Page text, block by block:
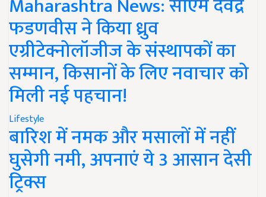
Maharashtra News: सीएम देवेंद्र
फडणवीस ने किया ध्रुव
एग्रीटेक्नोलॉजीज के संस्थापकों का
सम्मान, किसानों के लिए नवाचार को
मिली नई पहचान!
Lifestyle
बारिश में नमक और मसालों में नहीं
घुसेगी नमी, अपनाएं ये 3 आसान देसी
ट्रिक्स